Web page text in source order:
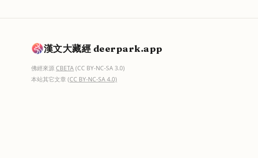
漢文大藏經 deerpark.app
佛經來源CBETA(CC BY-NC-SA 3.0)
本站其它文章(CC BY-NC-SA 4.0)